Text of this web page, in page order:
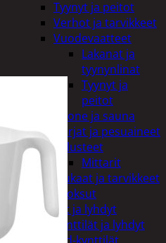
Tyynyt ja peitot
Verhot ja tarvikkeet
Vuodevaatteet
Lakanat ja
tyynynlinat
Tyynyt ja
peitot
Kylpyhuone ja sauna
Harjat ja pesuaineet
Kalusteet
Mittarit
Kiukaat ja tarvikkeet
Tuoksut
Kynttilät ja lyhdyt
Kynttilät ja lyhdyt